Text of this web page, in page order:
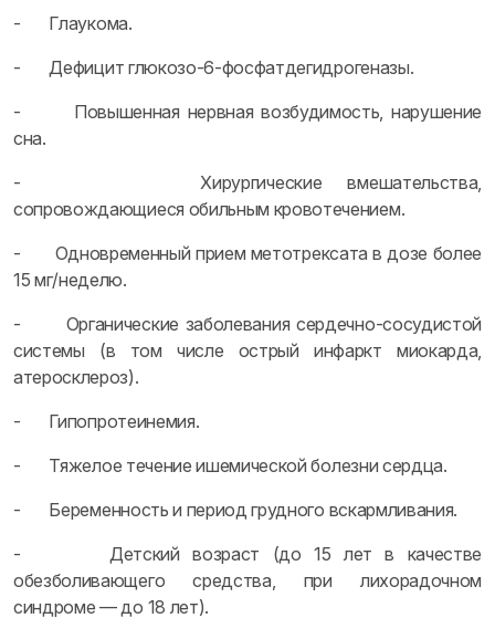
- Глаукома.
- Дефицит глюкозо-6-фосфатдегидрогеназы.
- Повышенная нервная возбудимость, нарушение
сна.
- Хирургические вмешательства,
сопровождающиеся обильным кровотечением.
- Одновременный прием метотрексата в дозе более
15 мг/неделю.
- Органические заболевания сердечно-сосудистой
системы (в том числе острый инфаркт миокарда,
атеросклероз).
- Гипопротеинемия.
- Тяжелое течение ишемической болезни сердца.
- Беременность и период грудного вскармливания.
- Детский возраст (до 15 лет в качестве
обезболивающего средства, при лихорадочном
синдроме — до 18 лет).